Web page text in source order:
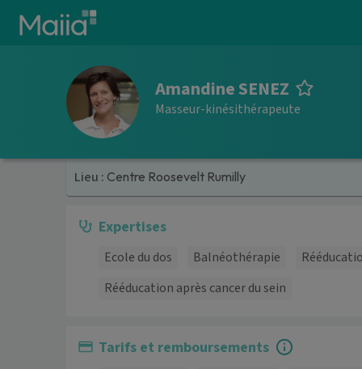
Aller au contenu principal
Amandine SENEZ
Masseur-kinésithérapeute
Lieu : Centre Roosevelt Rumilly
Expertises
Ecole du dos Balnéothérapie
Rééducation après cancer du sein
Tarifs et remboursements